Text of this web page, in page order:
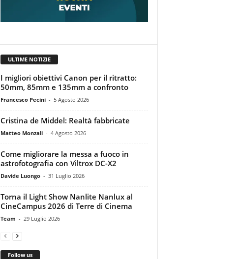
ULTIME NOTIZIE
I migliori obiettivi Canon per il ritratto:
50mm, 85mm e 135mm a confronto
Francesco Pecini - 5 Agosto 2026
Cristina de Middel: Realtà fabbricate
Matteo Monzali - 4 Agosto 2026
Come migliorare la messa a fuoco in
astrofotografia con Viltrox DC-X2
Davide Luongo - 31 Luglio 2026
Torna il Light Show Nanlite Nanlux al
CineCampus 2026 di Terre di Cinema
Team - 29 Luglio 2026
Follow us